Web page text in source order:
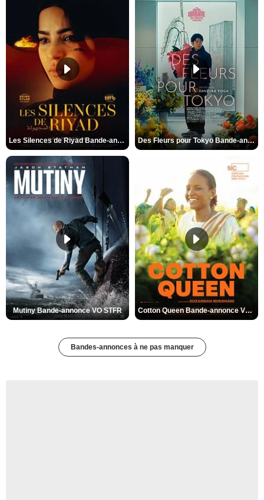
Les Silences de Riyad Bande-annonce VO STFR Des Fleurs pour Tokyo Bande-annonce VO STFR
Mutiny Bande-annonce VO STFR Cotton Queen Bande-annonce VO STFR
Bandes-annonces à ne pas manquer